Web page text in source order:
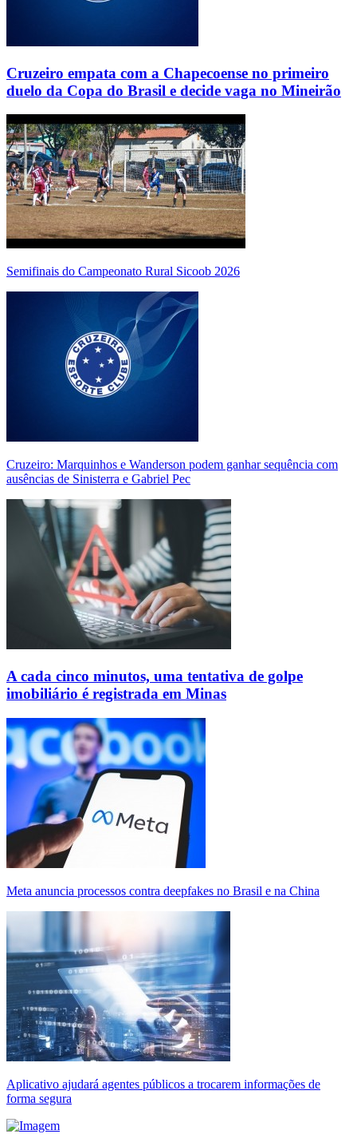
Cruzeiro empata com a Chapecoense no primeiro
duelo da Copa do Brasil e decide vaga no Mineirão
Semifinais do Campeonato Rural Sicoob 2026
Cruzeiro: Marquinhos e Wanderson podem ganhar sequência com
ausências de Sinisterra e Gabriel Pec
A cada cinco minutos, uma tentativa de golpe
imobiliário é registrada em Minas
Meta anuncia processos contra deepfakes no Brasil e na China
Aplicativo ajudará agentes públicos a trocarem informações de
forma segura